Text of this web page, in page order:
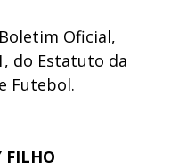
Oficial,
do Estatuto da
Futebol.
FILHO